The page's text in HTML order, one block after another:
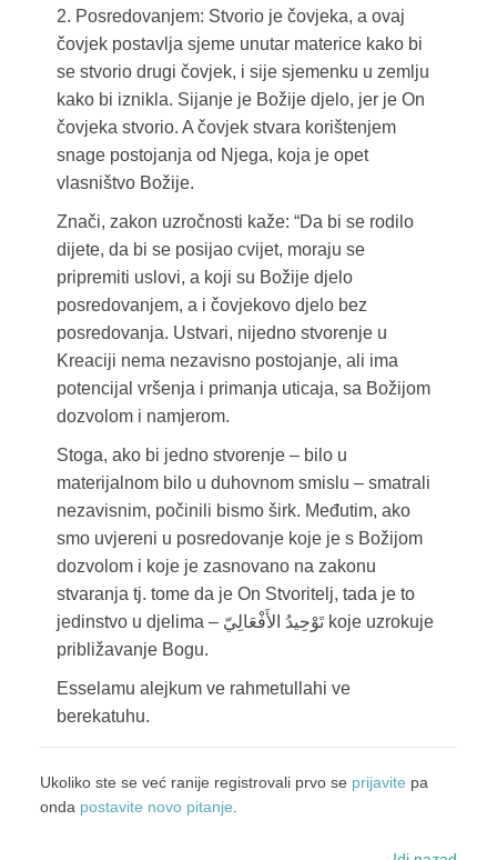
2. Posredovanjem: Stvorio je čovjeka, a ovaj
čovjek postavlja sjeme unutar materice kako bi
se stvorio drugi čovjek, i sije sjemenku u zemlju
kako bi iznikla. Sijanje je Božije djelo, jer je On
čovjeka stvorio. A čovjek stvara korištenjem
snage postojanja od Njega, koja je opet
vlasništvo Božije.
Znači, zakon uzročnosti kaže: “Da bi se rodilo
dijete, da bi se posijao cvijet, moraju se
pripremiti uslovi, a koji su Božije djelo
posredovanjem, a i čovjekovo djelo bez
posredovanja. Ustvari, nijedno stvorenje u
Kreaciji nema nezavisno postojanje, ali ima
potencijal vršenja i primanja uticaja, sa Božijom
dozvolom i namjerom.
Stoga, ako bi jedno stvorenje – bilo u
materijalnom bilo u duhovnom smislu – smatrali
nezavisnim, počinili bismo širk. Međutim, ako
smo uvjereni u posredovanje koje je s Božijom
dozvolom i koje je zasnovano na zakonu
stvaranja tj. tome da je On Stvoritelj, tada je to
jedinstvo u djelima – تَوْحِيدُ الأَفْعَالِيّ koje uzrokuje
približavanje Bogu.
Esselamu alejkum ve rahmetullahi ve
berekatuhu.
Ukoliko ste se već ranije registrovali prvo se prijavite pa
onda postavite novo pitanje.